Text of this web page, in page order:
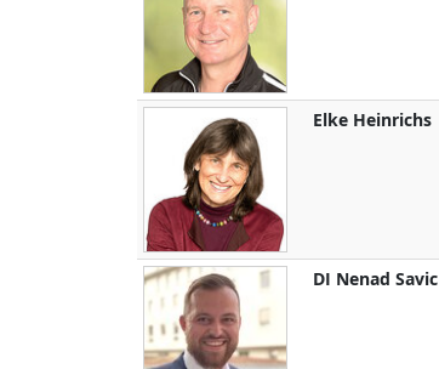
Elke Heinrichs
DI Nenad Savic